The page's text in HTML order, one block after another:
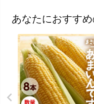
あなたにおすす